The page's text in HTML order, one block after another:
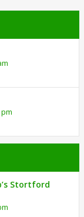
Stortford